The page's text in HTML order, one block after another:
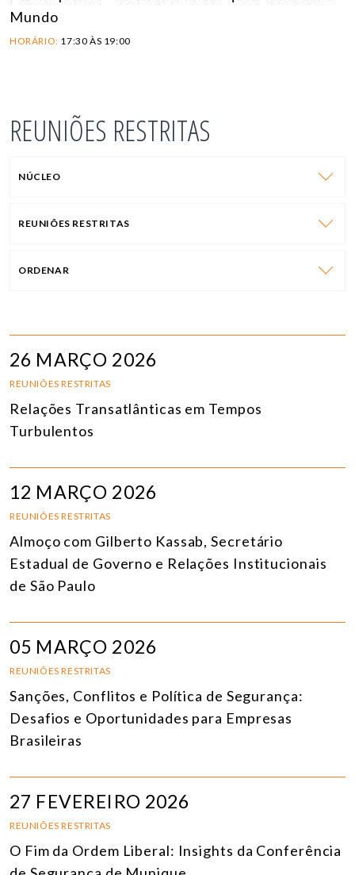
Mundo
HORÁRIO: 17:30 ÀS 19:00
REUNIÕES RESTRITAS
NÚCLEO
REUNIÕES RESTRITAS
ORDENAR
26 MARÇO 2026
REUNIÕES RESTRITAS
Relações Transatlânticas em Tempos
Turbulentos
12 MARÇO 2026
REUNIÕES RESTRITAS
Almoço com Gilberto Kassab, Secretário
Estadual de Governo e Relações Institucionais
de São Paulo
05 MARÇO 2026
REUNIÕES RESTRITAS
Sanções, Conflitos e Política de Segurança:
Desafios e Oportunidades para Empresas
Brasileiras
27 FEVEREIRO 2026
REUNIÕES RESTRITAS
O Fim da Ordem Liberal: Insights da Conferência